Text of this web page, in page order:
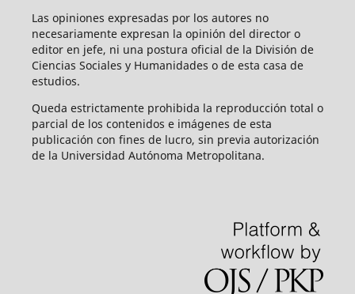
Las opiniones expresadas por los autores no
necesariamente expresan la opinión del director o
editor en jefe, ni una postura oficial de la División de
Ciencias Sociales y Humanidades o de esta casa de
estudios.
Queda estrictamente prohibida la reproducción total o
parcial de los contenidos e imágenes de esta
publicación con fines de lucro, sin previa autorización
de la Universidad Autónoma Metropolitana.